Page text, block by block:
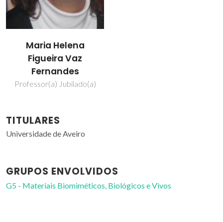
Maria Helena
Figueira Vaz
Fernandes
Professor(a) Jubilado(a)
TITULARES
Universidade de Aveiro
GRUPOS ENVOLVIDOS
G5 - Materiais Biomiméticos, Biológicos e Vivos